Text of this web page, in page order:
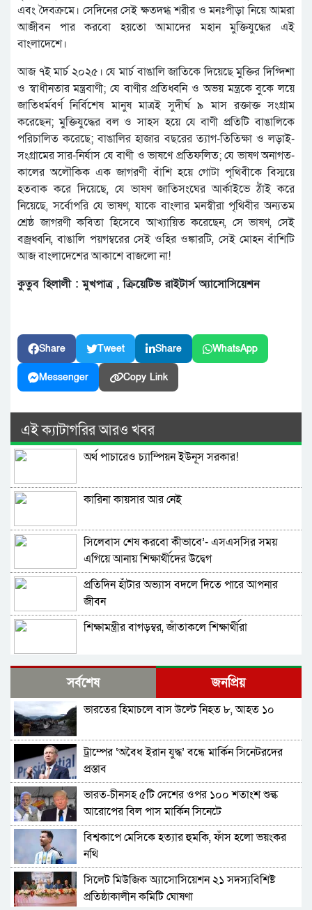
এবং দৈবক্রমে। সেদিনের সেই ক্ষতদগ্ধ শরীর ও মনঃপীড়া নিয়ে আমরা
আজীবন পার করবো হয়তো আমাদের মহান মুক্তিযুদ্ধের এই
বাংলাদেশে।
আজ ৭ই মার্চ ২০২৫। যে মার্চ বাঙালি জাতিকে দিয়েছে মুক্তির দিগ্দিশা
ও স্বাধীনতার মন্ত্রবাণী; যে বাণীর প্রতিধ্বনি ও অভয় মন্ত্রকে বুকে লয়ে
জাতিধর্মবর্ণ নির্বিশেষ মানুষ মাত্রই সুদীর্ঘ ৯ মাস রক্তাক্ত সংগ্রাম
করেছেন; মুক্তিযুদ্ধের বল ও সাহস হয়ে যে বাণী প্রতিটি বাঙালিকে
পরিচালিত করেছে; বাঙালির হাজার বছরের ত্যাগ-তিতিক্ষা ও লড়াই-
সংগ্রামের সার-নির্যাস যে বাণী ও ভাষণে প্রতিফলিত; যে ভাষণ অনাগত-
কালের অলৌকিক এক জাগরণী বাঁশি হয়ে গোটা পৃথিবীকে বিস্ময়ে
হতবাক করে দিয়েছে, যে ভাষণ জাতিসংঘের আর্কাইভে ঠাঁই করে
নিয়েছে, সর্বোপরি যে ভাষণ, যাকে বাংলার মনস্বীরা পৃথিবীর অন্যতম
শ্রেষ্ঠ জাগরণী কবিতা হিসেবে আখ্যায়িত করেছেন, সে ভাষণ, সেই
বজ্রধ্বনি, বাঙালি পয়গম্বরের সেই ওহির ওঙ্কারটি, সেই মোহন বাঁশিটি
আজ বাংলাদেশের আকাশে বাজলো না!
কুতুব হিলালী : মুখপাত্র , ক্রিয়েটিভ রাইটার্স অ্যাসোসিয়েশন
Share Tweet Share WhatsApp
Messenger Copy Link
এই ক্যাটাগরির আরও খবর
অর্থ পাচারেও চ্যাম্পিয়ন ইউনূস সরকার!
কারিনা কায়সার আর নেই
সিলেবাস শেষ করবো কীভাবে’- এসএসসির সময়
এগিয়ে আনায় শিক্ষার্থীদের উদ্বেগ
প্রতিদিন হাঁটার অভ্যাস বদলে দিতে পারে আপনার
জীবন
শিক্ষামন্ত্রীর বাগড়ম্বর, জাঁতাকলে শিক্ষার্থীরা
আল-জাজিরার এক্সপ্লেইনার; ভারতীয় উদ্যোগের মতো
বিশ্বের কোথাও সীমান্তে কুমির-বিষধর সাপ ছাড়ার
নজির কি আছে
মৌলভীবাজারে দুই ডাকাতের মৃত্যুদণ্ড ও ৯ জনের
রূপপুর কেন্দ্র থেকে যেভাবে বিদ্যুৎ যোগ হবে জাতীয়
গ্রিডে
কোলে করে শিশুর মরদেহ নিয়ে ফেরার ছবি ভাইরাল
প্রথম মৃত্যুবার্ষিকী স্মরণসভায় বক্তারা; কবি ও
সাংবাদিকতায় উজ্জ্বল আলো ছড়িয়েছেন সৌমিত্র দেব
আস্থা পুনর্গঠনের পথে বাংলাদেশ-ভারত: একটি
কৌশলগত বিশ্লেষণ
সর্বশেষ জনপ্রিয়
ভারতের হিমাচলে বাস উল্টে নিহত ৮, আহত ১০
ট্রাম্পের ‘অবৈধ ইরান যুদ্ধ’ বন্ধে মার্কিন সিনেটরদের
প্রস্তাব
ভারত-চীনসহ ৫টি দেশের ওপর ১০০ শতাংশ শুল্ক
আরোপের বিল পাস মার্কিন সিনেটে
বিশ্বকাপে মেসিকে হত্যার হুমকি, ফাঁস হলো ভয়ংকর
নথি
সিলেট মিউজিক অ্যাসোসিয়েশন ২১ সদস্যবিশিষ্ট
প্রতিষ্ঠাকালীন কমিটি ঘোষণা